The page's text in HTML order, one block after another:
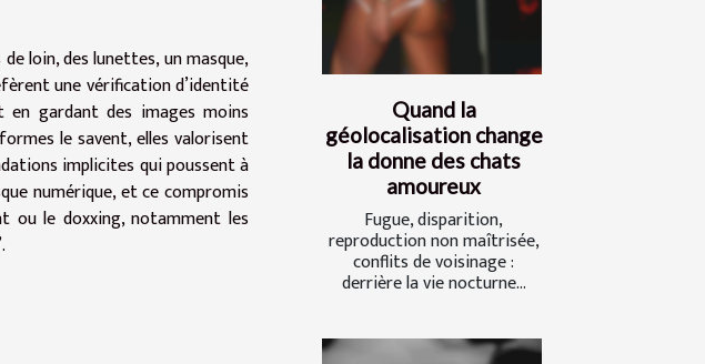
loin, des lunettes, un masque,
une vérification d’identité
gardant des images moins
le savent, elles valorisent
implicites qui poussent à
numérique, et ce compromis
ou le doxxing, notamment les
Quand la
géolocalisation change
la donne des chats
amoureux
Fugue, disparition,
reproduction non maîtrisée,
conflits de voisinage :
derrière la vie nocturne...